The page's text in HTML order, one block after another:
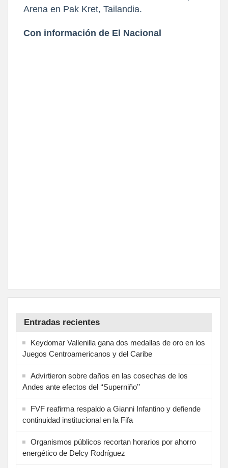
Arena en Pak Kret, Tailandia.
Con información de El Nacional
Entradas recientes
Keydomar Vallenilla gana dos medallas de oro en los
Juegos Centroamericanos y del Caribe
Advirtieron sobre daños en las cosechas de los
Andes ante efectos del ‘‘Superniño’’
FVF reafirma respaldo a Gianni Infantino y defiende
continuidad institucional en la Fifa
Organismos públicos recortan horarios por ahorro
energético de Delcy Rodríguez